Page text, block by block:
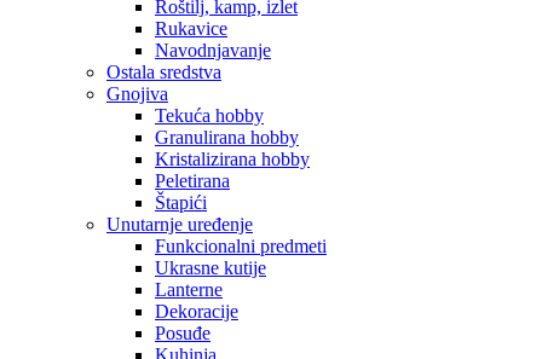
Roštilj, kamp, izlet
Rukavice
Navodnjavanje
Ostala sredstva
Gnojiva
Tekuća hobby
Granulirana hobby
Kristalizirana hobby
Peletirana
Štapići
Unutarnje uređenje
Funkcionalni predmeti
Ukrasne kutije
Lanterne
Dekoracije
Posuđe
Kuhinja